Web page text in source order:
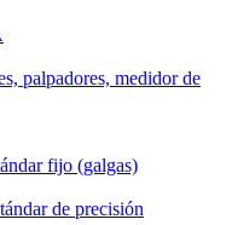
palpadores, medidor de
fijo (galgas)
de precisión